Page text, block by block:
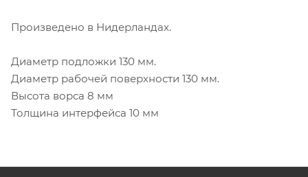
Произведено в Нидерландах.
Диаметр подложки 130 мм.
Диаметр рабочей поверхности 130 мм.
Высота ворса 8 мм
Толщина интерфейса 10 мм